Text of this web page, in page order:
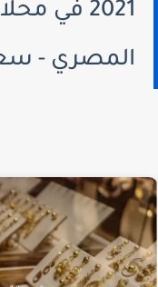
2021 في
المصري -